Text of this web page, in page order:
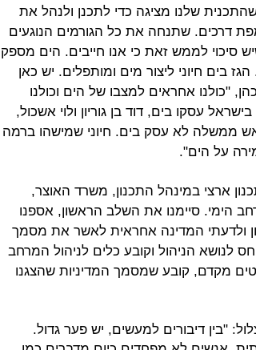
שלנו מציגה כדי לתכנן ולנהל את
דרכים. שתנחה את כל הגורמים הנוגעים
סיכוי לממש זאת כי אנו חייבים. הים מספק
בים חיוני ליצור מים ומותפלים. יש כאן
"כולנו אחראים למצבו של הים וכולנו
עסקו בים, דוד בן גוריון ולוי אשכול,
ממשלה לא עסק בים. חיוני שמישהו ברמה
על הים".
ארצי במינהל התכנון, משרד האוצר,
הימי. סיימנו את השלב הראשון, אספנו
ולדעתי המדינה אחראית לאשר את מסמך
לנושא הניהול וקובע כלים לניהול המרחב
מקדם, קובע שמסמך המדיניות שהצגנו
"בין דיבורים למעשים, יש פער גדול.